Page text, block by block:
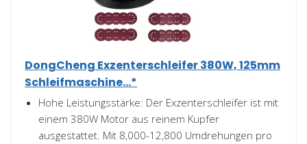
DongCheng Exzenterschleifer 380W, 125mm
Schleifmaschine...*
Hohe Leistungsstärke: Der Exzenterschleifer ist mit
einem 380W Motor aus reinem Kupfer
ausgestattet. Mit 8,000-12,800 Umdrehungen pro